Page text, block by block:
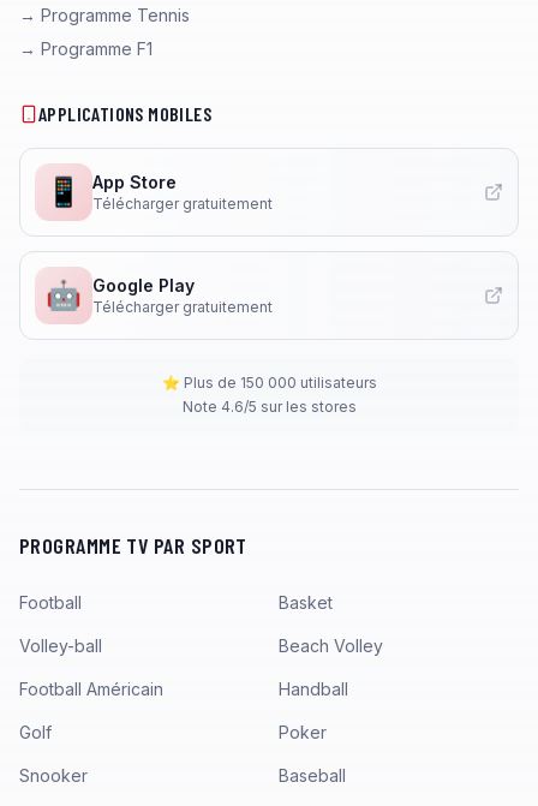
→ Programme Tennis
→ Programme F1
APPLICATIONS MOBILES
📱 App Store
Télécharger gratuitement
🤖 Google Play
Télécharger gratuitement
⭐ Plus de 150 000 utilisateurs
Note 4.6/5 sur les stores
PROGRAMME TV PAR SPORT
Football Basket
Volley-ball Beach Volley
Football Américain Handball
Golf Poker
Snooker Baseball